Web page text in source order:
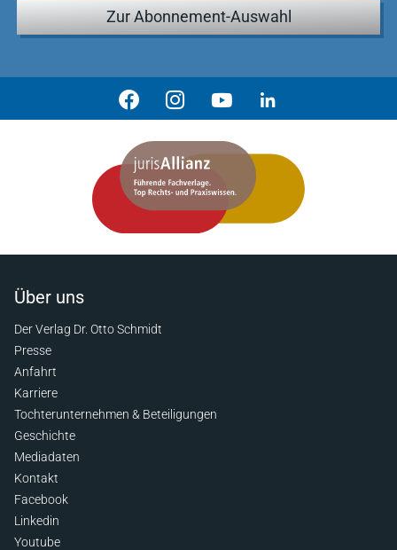
Zur Abonnement-Auswahl
Über uns
Der Verlag Dr. Otto Schmidt
Presse
Anfahrt
Karriere
Tochterunternehmen & Beteiligungen
Geschichte
Mediadaten
Kontakt
Facebook
Linkedin
Youtube